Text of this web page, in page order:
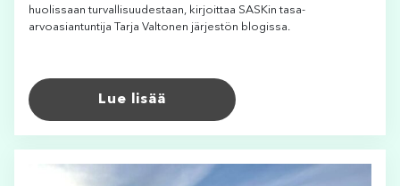
huolissaan turvallisuudestaan, kirjoittaa SASKin tasa-
arvoasiantuntija Tarja Valtonen järjestön blogissa.
Lue lisää